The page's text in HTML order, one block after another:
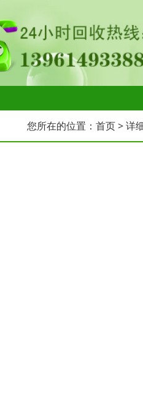
您所在的位置： 首页> 详